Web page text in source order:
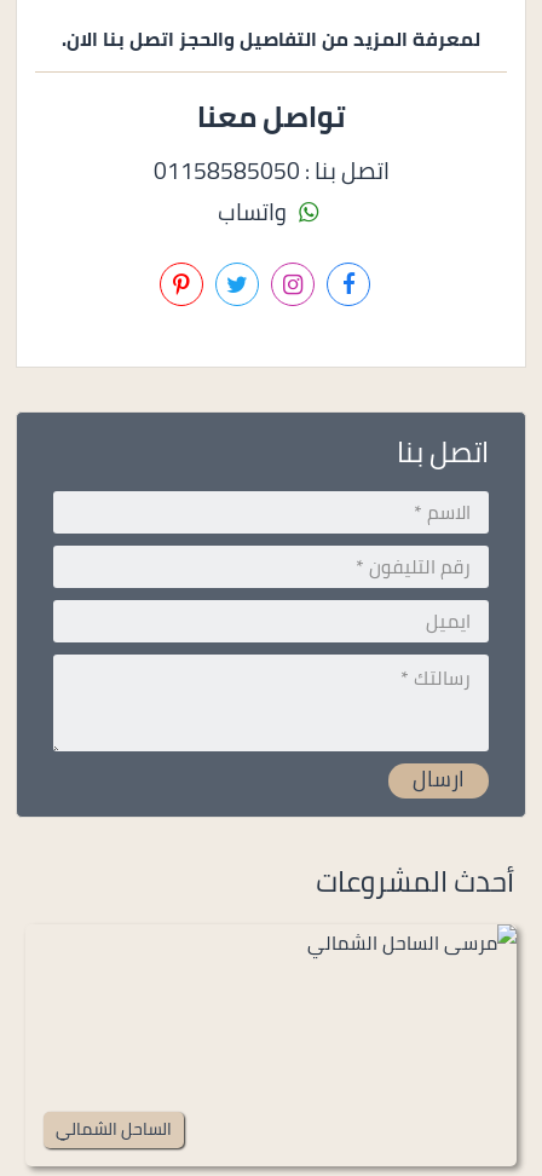
لمعرفة المزيد من التفاصيل والحجز اتصل بنا الان.
تواصل معنا
اتصل بنا : 01158585050
واتساب
اتصل بنا
أحدث المشروعات
الساحل الشمالي